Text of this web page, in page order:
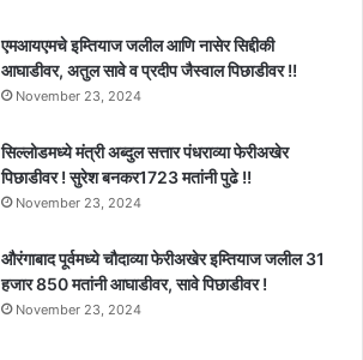
एमआयएमचे इम्तियाज जलील आणि नासेर सिद्दीकी
आघाडीवर, अतुल सावे व प्रदीप जैस्वाल पिछाडीवर !!
November 23, 2024
सिल्लोडमध्ये मंत्री अब्दुल सत्तार पंधराव्या फेरीअखेर
पिछाडीवर ! सुरेश बनकर1723 मतांनी पुढे !!
November 23, 2024
औरंगाबाद पूर्वमध्ये चौदाव्या फेरीअखेर इम्तियाज जलील 31
हजार 850 मतांनी आघाडीवर, सावे पिछाडीवर !
November 23, 2024